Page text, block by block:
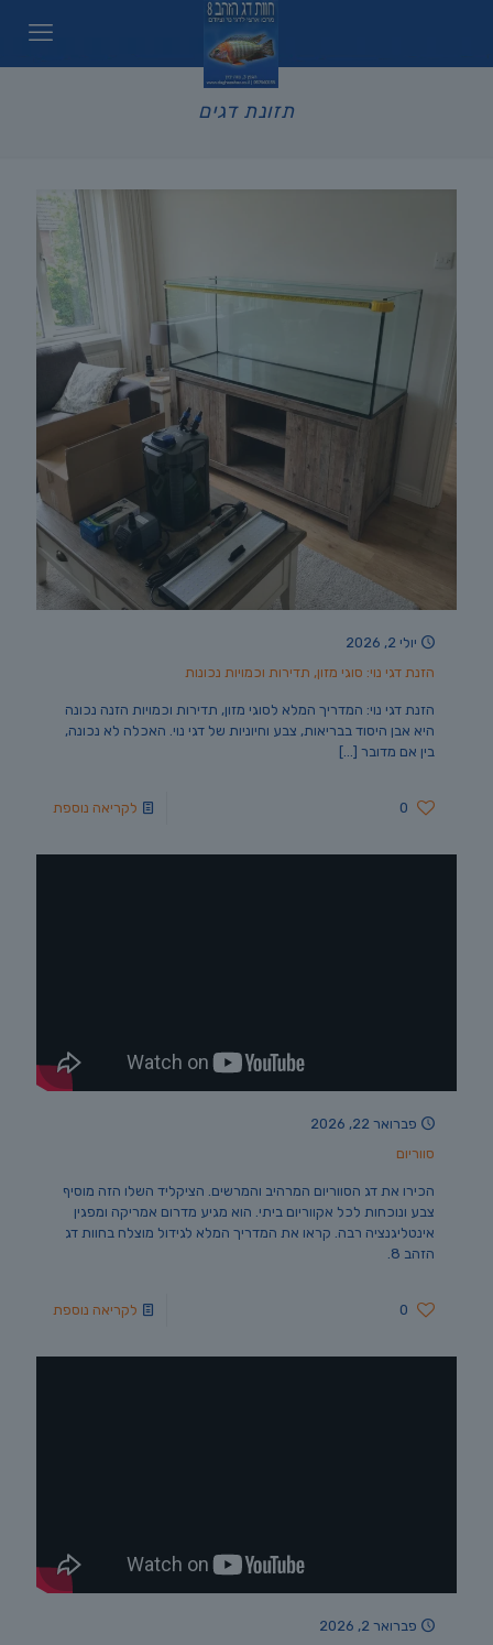
תזונת דגים
יולי 2, 2026
הזנת דגי נוי: סוגי מזון, תדירות וכמויות נכונות
הזנת דגי נוי: המדריך המלא לסוגי מזון, תדירות וכמויות הזנה נכונה
היא אבן היסוד בבריאות, צבע וחיוניות של דגי נוי. האכלה לא נכונה,
בין אם מדובר […]
0 לקריאה נוספת
פברואר 22, 2026
סווריום
הכירו את דג הסווריום המרהיב והמרשים. הציקליד השלו הזה מוסיף
צבע ונוכחות לכל אקווריום ביתי. הוא מגיע מדרום אמריקה ומפגין
אינטליגנציה רבה. קראו את המדריך המלא לגידול מוצלח בחוות דג
הזהב 8.
0 לקריאה נוספת
פברואר 2, 2026